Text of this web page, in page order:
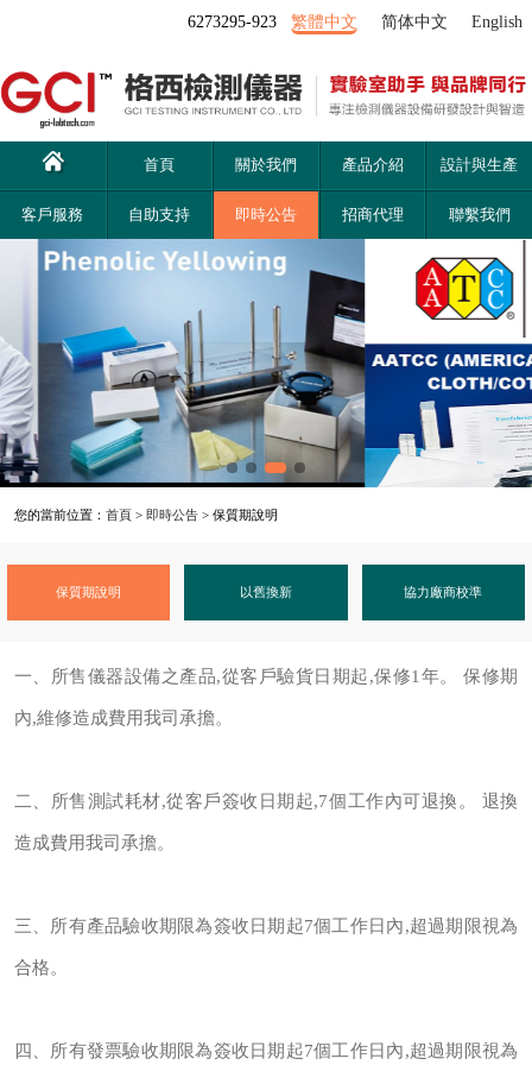
6273295-923 繁體中文 简体中文 English
首頁 關於我們 產品介紹 設計與生產
客戶服務 自助支持 即時公告 招商代理 聯繫我們
您的當前位置： 首頁> 即時公告> 保質期說明
保質期說明 以舊換新 協力廠商校準
一、所售儀器設備之產品,從客戶驗貨日期起,保修1年。 保修期
內,維修造成費用我司承擔。
二、所售測試耗材,從客戶簽收日期起,7個工作內可退換。 退換
造成費用我司承擔。
三、所有產品驗收期限為簽收日期起7個工作日內,超過期限視為
合格。
四、所有發票驗收期限為簽收日期起7個工作日內,超過期限視為